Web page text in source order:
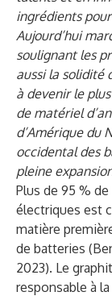
ingrédients
Aujourd’hui
soulignant les
aussi la solidité
à devenir le
de matériel
d’Amérique du
occidental des
pleine
Plus de 95 %
électriques est
matière
de batteries
2023). Le
responsable à